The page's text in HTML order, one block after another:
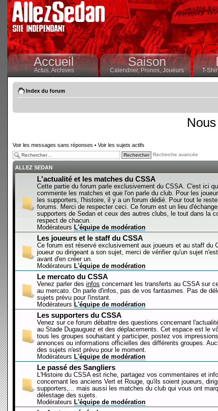
Accueil
Actus,Archives
Saison
Calendrier,Pronos, Joueurs T-
Index du forum
Voir les messages sans réponses • Voir les sujets actifs
Recherche avancée
ALLEZ SEDAN
L'actualité et les matches du CSSA
Cette partie du forum parle exclusivement du CSSA. C'est ici
commente les matches et que l'on parle du club. Pour les
les supporters, l'histoire, il y a un forum dédié. Pour tout le
forums. Merci de respecter ceci. Ce forum est un lieu
supporters de Sedan et ceux des autres clubs, le tout dans la
respect de chacun.
Modérateurs L'équipe de modération
Les joueurs et le staff du CSSA
Ce forum est réservé exclusivement aux joueurs et au staff du
joueur ou dirigeant a son sujet, merci de vérifier qu'un sujet
avant d'en créer un.
Modérateurs L'équipe de modération
Le mercato du CSSA
Venez parler des infos concernant les transferts au CSSA sur
au mercato. On parle d'infos, pas de vos fantasmes. Pas de
sujets prévu pour l'instant.
Modérateurs L'équipe de modération
Les supporters du CSSA
Venez sur ce forum débattre des questions concernant
au Stade Dugauguez et des déplacements. Cet espace est le
tous les groupes souhaitant y participer, postez vos
annonces ou informations officielles des différents groupes.
des sujets n'est prévu pour le moment.
Modérateurs L'équipe de modération
Le passé des Sangliers
L'Histoire du CSSA est riche, partagez vos commentaires et
concernant les anciens Vert et Rouge, qu'ils soient joueurs,
supporters,... mais aussi les matches du club qui vous ont
délestage des sujets.
Modérateurs L'équipe de modération